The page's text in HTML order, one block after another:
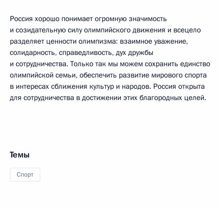
Россия хорошо понимает огромную значимость
и созидательную силу олимпийского движения и всецело
разделяет ценности олимпизма: взаимное уважение,
солидарность, справедливость, дух дружбы
и сотрудничества. Только так мы можем сохранить единство
олимпийской семьи, обеспечить развитие мирового спорта
в интересах сближения культур и народов. Россия открыта
для сотрудничества в достижении этих благородных целей.
Темы
Спорт